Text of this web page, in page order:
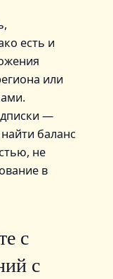
есть и
или
—
баланс
не
в
с
с